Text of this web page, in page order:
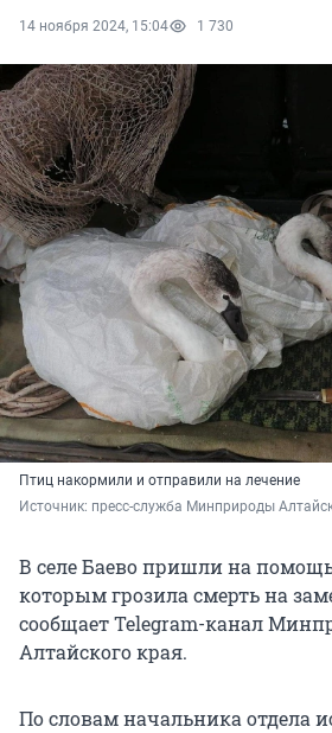
14 ноября 2024, 15:04 1 730
Птиц накормили и отправили на лечение
Источник: пресс-служба Минприроды
В селе Баево пришли на
которым грозила смерть на
сообщает Telegram-канал
Алтайского края.
По словам начальника отдела